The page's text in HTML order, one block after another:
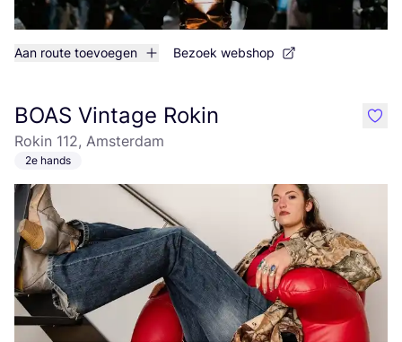
Aan route toevoegen Bezoek webshop
BOAS Vintage Rokin
Rokin 112, Amsterdam
2e hands
like